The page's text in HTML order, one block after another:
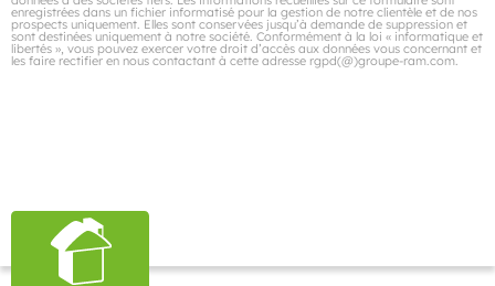
enregistrées dans un fichier informatisé pour la gestion de notre clientèle et de nos
prospects uniquement. Elles sont conservées jusqu’à demande de suppression et
sont destinées uniquement à notre société. Conformément à la loi « informatique et
libertés », vous pouvez exercer votre droit d’accès aux données vous concernant et
les faire rectifier en nous contactant à cette adresse rgpd(@)groupe-ram.com.